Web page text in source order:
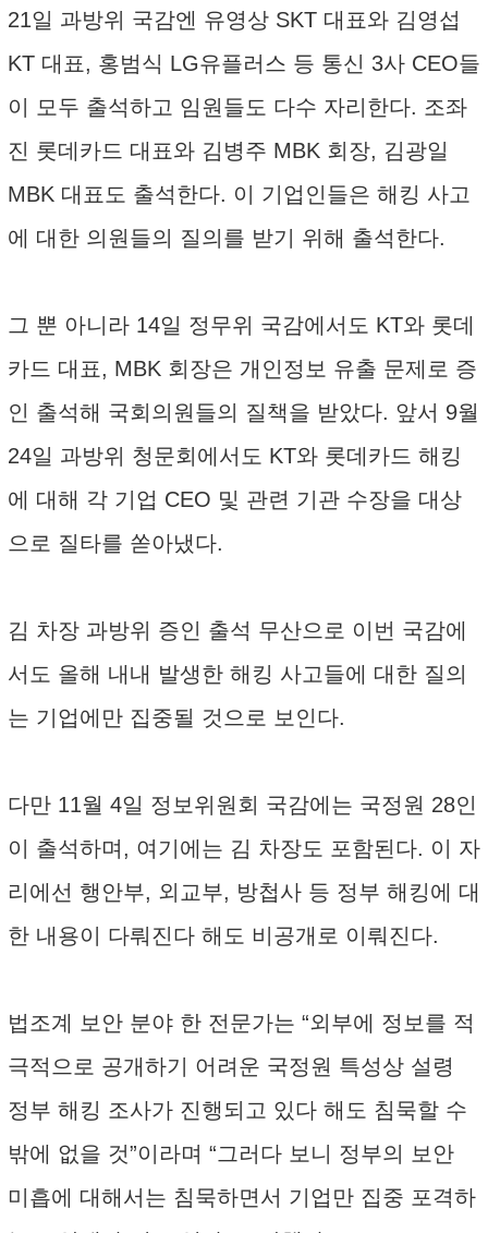
21일 과방위 국감엔 유영상 SKT 대표와 김영섭
KT 대표, 홍범식 LG유플러스 등 통신 3사 CEO들
이 모두 출석하고 임원들도 다수 자리한다. 조좌
진 롯데카드 대표와 김병주 MBK 회장, 김광일
MBK 대표도 출석한다. 이 기업인들은 해킹 사고
에 대한 의원들의 질의를 받기 위해 출석한다.
그 뿐 아니라 14일 정무위 국감에서도 KT와 롯데
카드 대표, MBK 회장은 개인정보 유출 문제로 증
인 출석해 국회의원들의 질책을 받았다. 앞서 9월
24일 과방위 청문회에서도 KT와 롯데카드 해킹
에 대해 각 기업 CEO 및 관련 기관 수장을 대상
으로 질타를 쏟아냈다.
김 차장 과방위 증인 출석 무산으로 이번 국감에
서도 올해 내내 발생한 해킹 사고들에 대한 질의
는 기업에만 집중될 것으로 보인다.
다만 11월 4일 정보위원회 국감에는 국정원 28인
이 출석하며, 여기에는 김 차장도 포함된다. 이 자
리에선 행안부, 외교부, 방첩사 등 정부 해킹에 대
한 내용이 다뤄진다 해도 비공개로 이뤄진다.
법조계 보안 분야 한 전문가는 “외부에 정보를 적
극적으로 공개하기 어려운 국정원 특성상 설령
정부 해킹 조사가 진행되고 있다 해도 침묵할 수
밖에 없을 것”이라며 “그러다 보니 정부의 보안
미흡에 대해서는 침묵하면서 기업만 집중 포격하